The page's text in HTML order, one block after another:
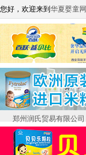
您好，欢迎来到 华夏婴童网
郑州润氏贸易有限公司